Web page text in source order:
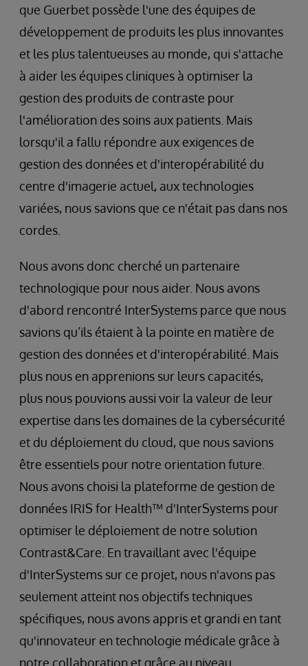
que Guerbet possède l'une des équipes de
développement de produits les plus innovantes
et les plus talentueuses au monde, qui s'attache
à aider les équipes cliniques à optimiser la
gestion des produits de contraste pour
l'amélioration des soins aux patients. Mais
lorsqu'il a fallu répondre aux exigences de
gestion des données et d'interopérabilité du
centre d'imagerie actuel, aux technologies
variées, nous savions que ce n'était pas dans nos
cordes.
Nous avons donc cherché un partenaire
technologique pour nous aider. Nous avons
d'abord rencontré InterSystems parce que nous
savions qu’ils étaient à la pointe en matière de
gestion des données et d'interopérabilité. Mais
plus nous en apprenions sur leurs capacités,
plus nous pouvions aussi voir la valeur de leur
expertise dans les domaines de la cybersécurité
et du déploiement du cloud, que nous savions
être essentiels pour notre orientation future.
Nous avons choisi la plateforme de gestion de
données IRIS for Health™ d'InterSystems pour
optimiser le déploiement de notre solution
Contrast&Care. En travaillant avec l'équipe
d'InterSystems sur ce projet, nous n'avons pas
seulement atteint nos objectifs techniques
spécifiques, nous avons appris et grandi en tant
qu'innovateur en technologie médicale grâce à
notre collaboration et grâce au niveau